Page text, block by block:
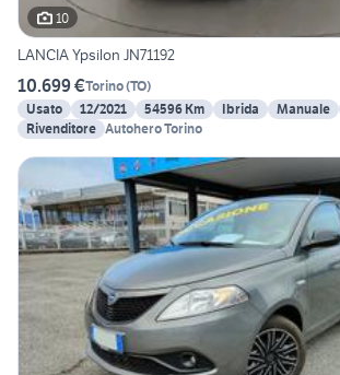
10
LANCIA Ypsilon JN71192
10.699 €Torino(TO)
Usato
12/2021 54596 Km Ibrida Manuale
Rivenditore Autohero Torino